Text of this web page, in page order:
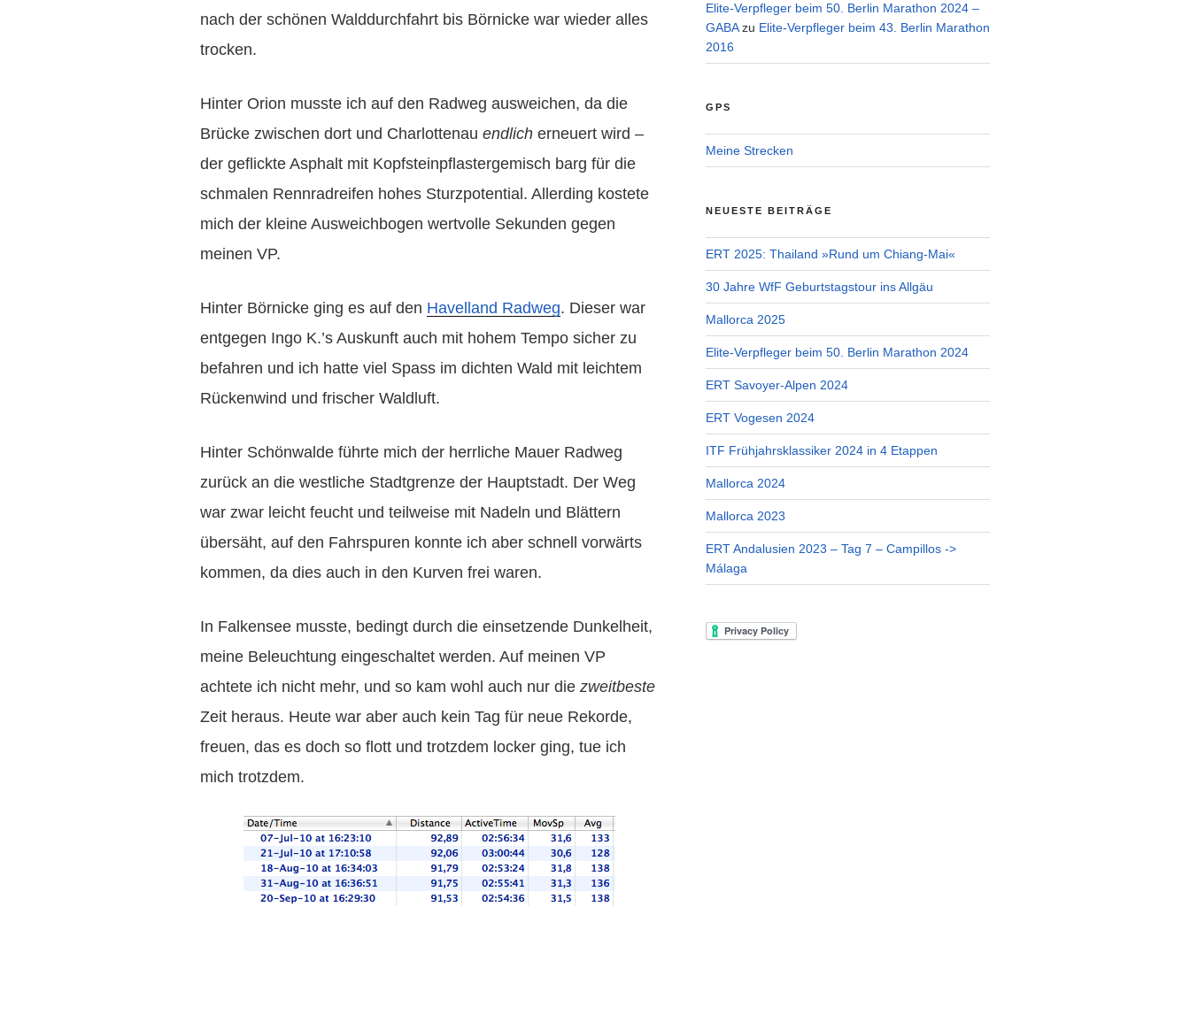
nach der schönen Walddurchfahrt bis Börnicke war wieder alles
trocken.
Hinter Orion musste ich auf den Radweg ausweichen, da die
Brücke zwischen dort und Charlottenau endlich erneuert wird –
der geflickte Asphalt mit Kopfsteinpflastergemisch barg für die
schmalen Rennradreifen hohes Sturzpotential. Allerding kostete
mich der kleine Ausweichbogen wertvolle Sekunden gegen
meinen VP.
Hinter Börnicke ging es auf den Havelland Radweg. Dieser war
entgegen Ingo K.’s Auskunft auch mit hohem Tempo sicher zu
befahren und ich hatte viel Spass im dichten Wald mit leichtem
Rückenwind und frischer Waldluft.
Hinter Schönwalde führte mich der herrliche Mauer Radweg
zurück an die westliche Stadtgrenze der Hauptstadt. Der Weg
war zwar leicht feucht und teilweise mit Nadeln und Blättern
übersäht, auf den Fahrspuren konnte ich aber schnell vorwärts
kommen, da dies auch in den Kurven frei waren.
In Falkensee musste, bedingt durch die einsetzende Dunkelheit,
meine Beleuchtung eingeschaltet werden. Auf meinen VP
achtete ich nicht mehr, und so kam wohl auch nur die zweitbeste
Zeit heraus. Heute war aber auch kein Tag für neue Rekorde,
freuen, das es doch so flott und trotzdem locker ging, tue ich
mich trotzdem.
Elite-Verpfleger beim 50. Berlin Marathon 2024 –
GABAzu Elite-Verpfleger beim 43. Berlin Marathon
2016
GPS
Meine Strecken
NEUESTE BEITRÄGE
ERT 2025: Thailand »Rund um Chiang-Mai«
30 Jahre WfF Geburtstagstour ins Allgäu
Mallorca 2025
Elite-Verpfleger beim 50. Berlin Marathon 2024
ERT Savoyer-Alpen 2024
ERT Vogesen 2024
ITF Frühjahrsklassiker 2024 in 4 Etappen
Mallorca 2024
Mallorca 2023
ERT Andalusien 2023 – Tag 7 – Campillos ->
Málaga